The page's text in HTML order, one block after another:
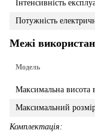
Інтенсивність
Потужність
Межі
Модель
Максимальна висота
Максимальний
Комплектація: